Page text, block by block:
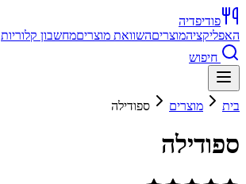
פודיפדיה
האפליקציהמוצריםהשוואת מוצריםמחשבון קלוריות
חיפוש
בית מוצרים ספודילה
ספודילה